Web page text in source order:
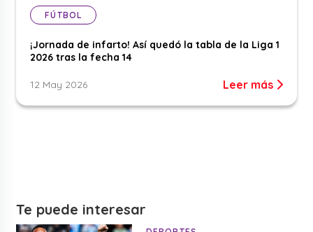
FÚTBOL
¡Jornada de infarto! Así quedó la tabla de la Liga 1
2026 tras la fecha 14
12 May 2026 Leer más
Te puede interesar